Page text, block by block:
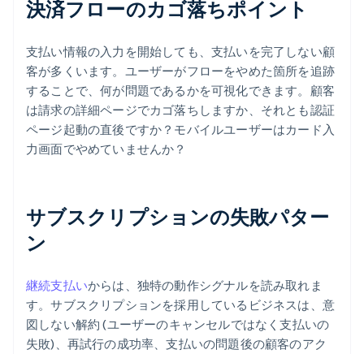
決済フローのカゴ落ちポイント
支払い情報の入力を開始しても、支払いを完了しない顧
客が多くいます。ユーザーがフローをやめた箇所を追跡
することで、何が問題であるかを可視化できます。顧客
は請求の詳細ページでカゴ落ちしますか、それとも認証
ページ起動の直後ですか？モバイルユーザーはカード入
力画面でやめていませんか？
サブスクリプションの失敗パター
ン
継続支払いからは、独特の動作シグナルを読み取れま
す。サブスクリプションを採用しているビジネスは、意
図しない解約 (ユーザーのキャンセルではなく支払いの
失敗)、再試行の成功率、支払いの問題後の顧客のアク